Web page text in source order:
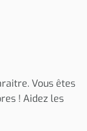
Vous êtes
! Aidez les